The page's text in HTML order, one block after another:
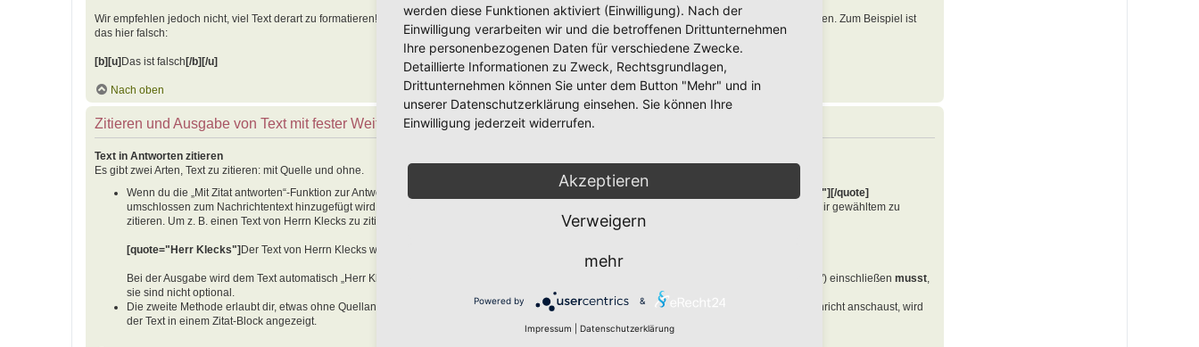
Wir empfehlen jedoch nicht, viel Text derart zu formatieren! Beachte, dass du als Autor dafür verantwortlich bist, dass die Tags richtig geschlossen werden. Zum Beispiel ist
das hier falsch:
[b][u]Das ist falsch[/b][/u]
Nach oben
Zitieren und Ausgabe von Text mit fester Weite
Text in Antworten zitieren
Es gibt zwei Arten, Text zu zitieren: mit Quelle und ohne.
Wenn du die „Mit Zitat antworten“-Funktion zur Antwort auf einen Beitrag verwendest, wirst du feststellen, dass der alte Beitragstext von
[quote=""][/quote]
umschlossen zum Nachrichtentext hinzugefügt wird. Dies erlaubt dir unter Angabe einer Referenz zu einer Person oder zu etwas anderem von dir gewähltem zu
zitieren. Um z. B. einen Text von Herrn Klecks zu zitieren, solltest du Folgendes eingeben:
[quote="Herr Klecks"] Der Text von Herrn Klecks würde hier stehen
Bei der Ausgabe wird dem Text automatisch „Herr Klecks hat geschrieben:“ vorangestellt. Beachte, dass du den Namen in Anführungszeichen ("") einschließen musst,
sie sind nicht optional.
Die zweite Methode erlaubt dir, etwas ohne Quellangabe zu zitieren. Dazu musst du den Text in[quote][/quote]einschließen. Wenn du die Nachricht anschaust, wird
der Text in einem Zitat-Block angezeigt.
werden diese Funktionen aktiviert (Einwilligung). Nach der
Einwilligung verarbeiten wir und die betroffenen Drittunternehmen
Ihre personenbezogenen Daten für verschiedene Zwecke.
Detaillierte Informationen zu Zweck, Rechtsgrundlagen,
Drittunternehmen können Sie unter dem Button "Mehr" und in
unserer Datenschutzerklärung einsehen. Sie können Ihre
Einwilligung jederzeit widerrufen.
Akzeptieren
Verweigern
mehr
Powered by &
Impressum Datenschutzerklärung